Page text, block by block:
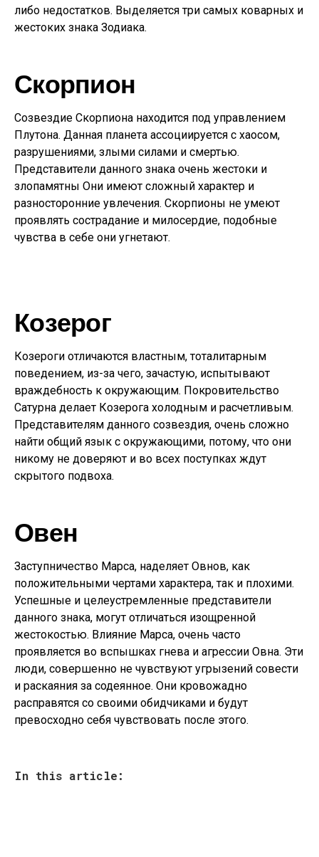
либо недостатков. Выделяется три самых коварных и
жестоких знака Зодиака.
Скорпион
Созвездие Скорпиона находится под управлением
Плутона. Данная планета ассоциируется с хаосом,
разрушениями, злыми силами и смертью.
Представители данного знака очень жестоки и
злопамятны Они имеют сложный характер и
разносторонние увлечения. Скорпионы не умеют
проявлять сострадание и милосердие, подобные
чувства в себе они угнетают.
Козерог
Козероги отличаются властным, тоталитарным
поведением, из-за чего, зачастую, испытывают
враждебность к окружающим. Покровительство
Сатурна делает Козерога холодным и расчетливым.
Представителям данного созвездия, очень сложно
найти общий язык с окружающими, потому, что они
никому не доверяют и во всех поступках ждут
скрытого подвоха.
Овен
Заступничество Марса, наделяет Овнов, как
положительными чертами характера, так и плохими.
Успешные и целеустремленные представители
данного знака, могут отличаться изощренной
жестокостью. Влияние Марса, очень часто
проявляется во вспышках гнева и агрессии Овна. Эти
люди, совершенно не чувствуют угрызений совести
и раскаяния за содеянное. Они кровожадно
расправятся со своими обидчиками и будут
превосходно себя чувствовать после этого.
In this article: